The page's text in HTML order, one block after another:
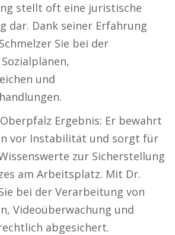
stellt oft eine juristische
dar. Dank seiner Erfahrung
Sie bei der
und
Ergebnis: Er bewahrt
vor Instabilität und sorgt für
zur Sicherstellung
am Arbeitsplatz. Mit Dr.
bei der Verarbeitung von
Videoüberwachung und
abgesichert.